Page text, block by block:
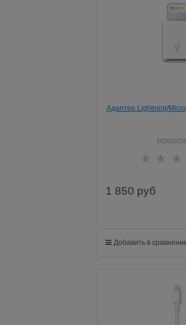
Адаптер Lightning/
1 850 руб
Добавить в